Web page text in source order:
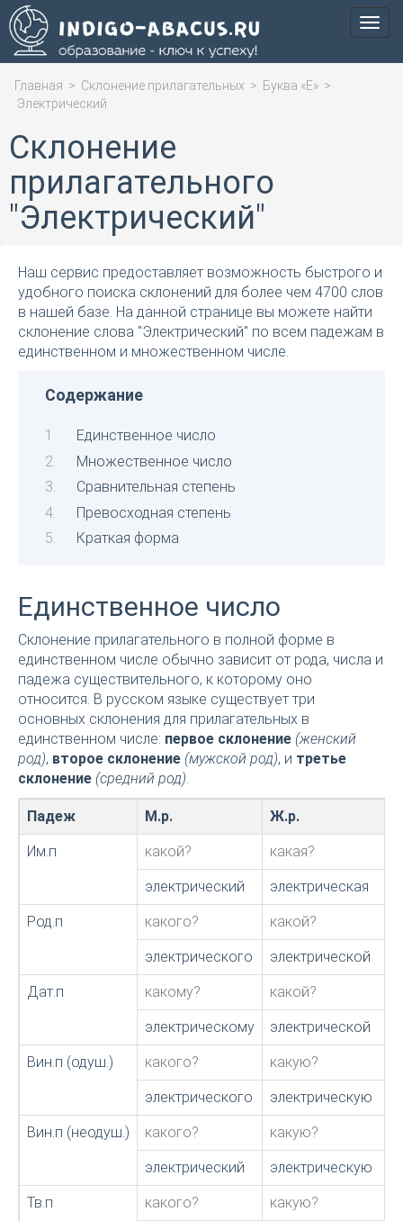
Меню
Главная > Склонение прилагательных > Буква «Е» >
Электрический
Склонение
прилагательного
"Электрический"
Наш сервис предоставляет возможность быстрого и
удобного поиска склонений для более чем 4700 слов
в нашей базе. На данной странице вы можете найти
склонение слова "Электрический" по всем падежам в
единственном и множественном числе.
Содержание
Единственное число
Множественное число
Сравнительная степень
Превосходная степень
Краткая форма
Единственное число
Склонение прилагательного в полной форме в
единственном числе обычно зависит от рода, числа и
падежа существительного, к которому оно
относится. В русском языке существует три
основных склонения для прилагательных в
единственном числе: первое склонение (женский
род), второе склонение (мужской род), и третье
склонение (средний род).
Падеж М.р. Ж.р.
Им.п какой? какая?
электрический электрическая
Род.п какого? какой?
электрического электрической
Дат.п какому? какой?
электрическому электрической
Вин.п (одуш.) какого? какую?
электрического электрическую
Вин.п (неодуш.) какого? какую?
электрический электрическую
Тв.п какого? какую?